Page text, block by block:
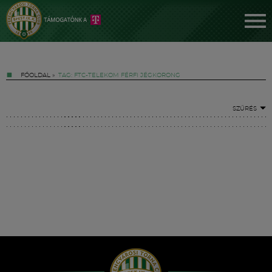
FŐOLDAL » TAG: FTC-TELEKOM FÉRFI JÉGKORONG
SZŰRÉS
Hírek